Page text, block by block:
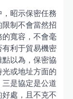
昭示保密任務
制不會當然招
寬容，不會毫
利于貿易機密
以為，保密協
或地址方面的
是協定是公道
處，且不克不